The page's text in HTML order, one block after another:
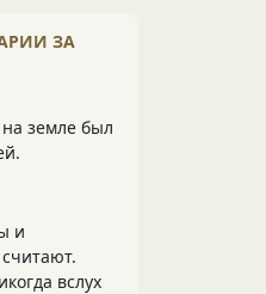
ЗА
земле был
и
вслух